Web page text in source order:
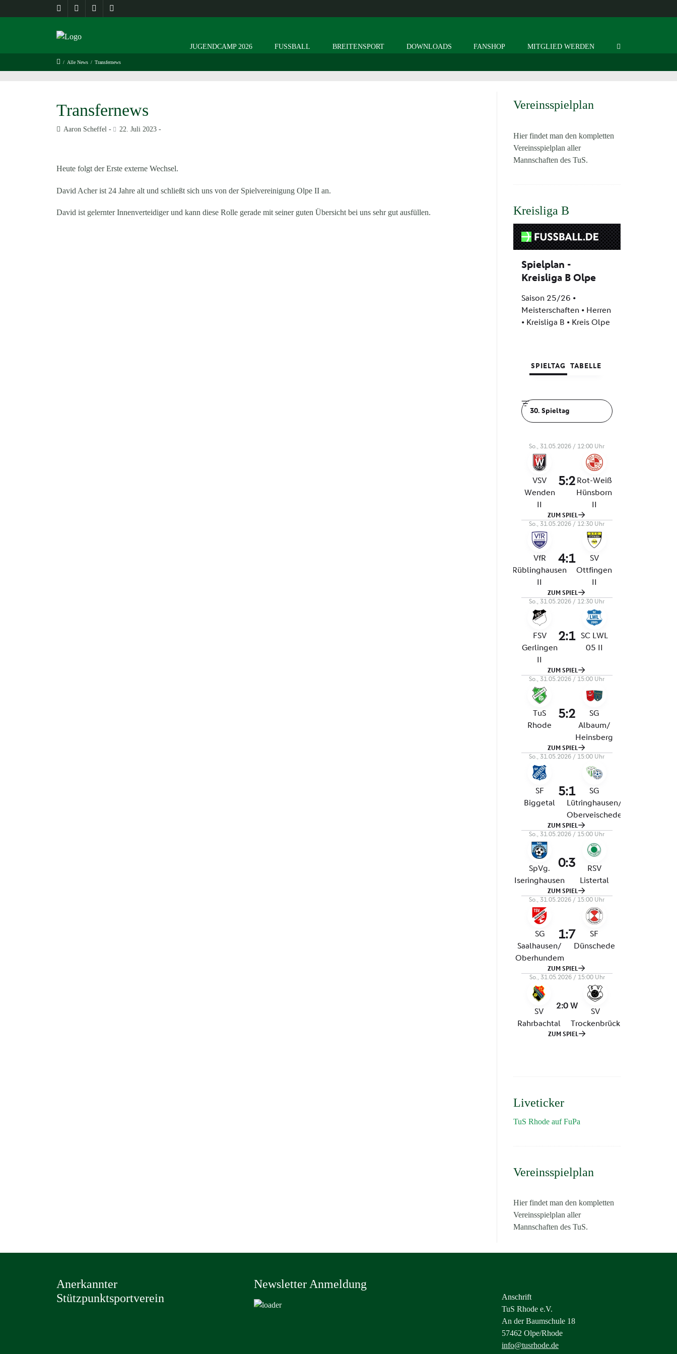
JUGENDCAMP 2026 FUSSBALL BREITENSPORT DOWNLOADS FANSHOP MITGLIED WERDEN
/ Alle News / Transfernews
Transfernews
Aaron Scheffel 22. Juli 2023
Heute folgt der Erste externe Wechsel.
David Acher ist 24 Jahre alt und schließt sich uns von der Spielvereinigung Olpe II an.
David ist gelernter Innenverteidiger und kann diese Rolle gerade mit seiner guten Übersicht bei uns sehr gut ausfüllen.
Vereinsspielplan
Hier findet man den kompletten
Vereinsspielplan aller
Mannschaften des TuS.
Kreisliga B
Liveticker
TuS Rhode auf FuPa
Vereinsspielplan
Hier findet man den kompletten
Vereinsspielplan aller
Mannschaften des TuS.
Anerkannter
Stützpunktsportverein
Newsletter Anmeldung
Anschrift
TuS Rhode e.V.
An der Baumschule 18
57462 Olpe/Rhode
info@tusrhode.de